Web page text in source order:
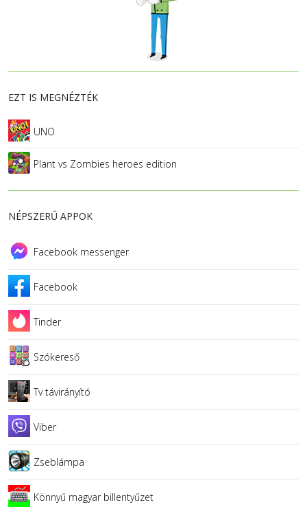
EZT IS MEGNÉZTÉK
UNO
Plant vs Zombies heroes edition
NÉPSZERŰ APPOK
Facebook messenger
Facebook
Tinder
Szókereső
Tv távirányító
Viber
Zseblámpa
Könnyű magyar billentyűzet